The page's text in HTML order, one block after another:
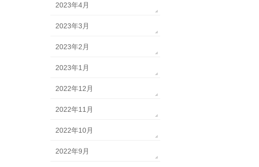
2023年4月
2023年3月
2023年2月
2023年1月
2022年12月
2022年11月
2022年10月
2022年9月